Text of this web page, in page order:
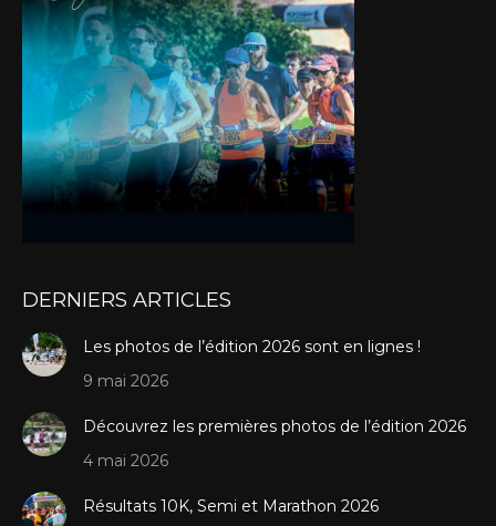
DERNIERS ARTICLES
Les photos de l’édition 2026 sont en lignes !
9 mai 2026
Découvrez les premières photos de l’édition 2026
4 mai 2026
Résultats 10K, Semi et Marathon 2026